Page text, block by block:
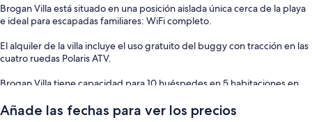
Brogan Villa está situado en una posición aislada única cerca de la playa
e ideal para escapadas familiares: WiFi completo.
El alquiler de la villa incluye el uso gratuito del buggy con tracción en las
cuatro ruedas Polaris ATV.
Brogan Villa tiene capacidad para 10 huéspedes en 5 habitaciones en
completamente alarmada con una entrada de puerta eléctrica.
Añade las fechas para ver los precios